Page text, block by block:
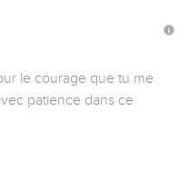
le courage que tu me
patience dans ce